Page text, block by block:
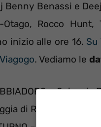
Benassi e
Rocco Hunt,
inizio alle ore 16.
Viagogo. Vediamo le
– Spiaggia
di Rimini Terme